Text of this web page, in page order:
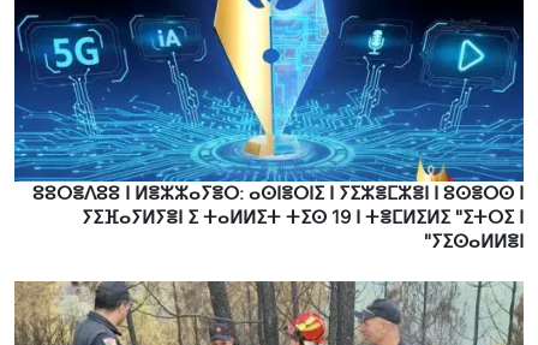
ⵓⵓⵔⴻⴷⵓⵓ ⵏ ⵍⴻⵣⵣⴰⵢⴻⵔ: ⴰⵙⵏⴻⵔⵏⵉ ⵏ ⵢⵉⵣⴻⵎⵣⴻⵏ ⵏ ⵓⵙⴻⵔⵙ ⵏ
ⵢⵉⴼⴰⵢⵍⵢⴻⵏ ⵉ ⵜⴰⵍⵍⵉⵜ ⵜⵉⵙ 19 ⵏ ⵜⴻⵎⵍⵉⵍⵉ "ⵉⵜⵔⵉ ⵏ
ⵢⵉⵙⴰⵍⵍⴻⵏ"